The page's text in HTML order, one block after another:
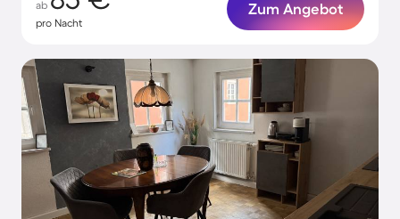
ab
pro Nacht
Zum Angebot